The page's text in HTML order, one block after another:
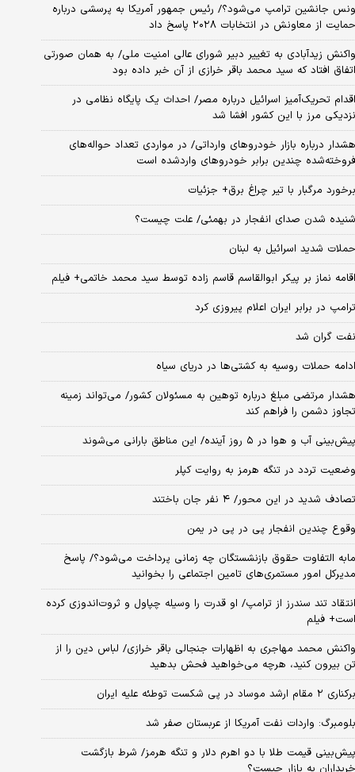
ونس جانشین ترامپ می‌شود؟/ رئیس جمهور آمریکا به پرسشی درباره
حمایت از معاونش در انتخابات ۲۰۲۸ پاسخ داد
واکنش زیدآبادی به تغییر دبیر شورای عالی امنیت ملی/ به همان صورتی
اتفاق افتاد که سید محمد باقر خرازی از آن خبر داده بود
اقدام تحریک‌آمیز اسرائیل درباره مصر/ احداث یک پایگاه نظامی در
نزدیکی مرز با این کشور افشا شد
هشدار درباره بازار خودروهای وارداتی/ در مواردی تعداد حواله‌های
فروخته‌شده چندین برابر خودروهای واردشده است
برخورد مرگبار با تیر چراغ برق+ جزئیات
شنیده شدن صدای انفجار در بهمئی/ علت چیست؟
حملات شدید اسرائیل به لبنان
اقامه نماز بر پیکر ابوالقاسم قاسم زاده توسط سید محمد خاتمی+ فیلم
ترامپ در برابر ایران اعلام پیروزی کرد
نفت گران شد
ادامه حملات روسیه به کشتی‌ها در دریای سیاه
هشدار مرتضی مبلغ درباره توهین به مسئولان کشور/ می‌تواند زمینه
تجاوز دشمن را فراهم کند
پیش‌بینی آب و هوا در ۵ روز آینده/ این مناطق بارانی می‌شوند
وضعیت تردد در تنگه هرمز به روایت کپلر
تصادف شدید در این محور/ ۴ نفر جان باختند
وقوع چندین انفجار پی در پی در یمن
مابه التفاوت حقوق بازنشستگان چه زمانی پرداخت می‌شود؟/ پاسخ
مدیرکل امور مستمری‌های تامین اجتماعی را بخوانید
انتقاد تند سندرز از ترامپ/ او قدرت را وسیله چپاول و ثروت‌اندوزی کرده
است+ فیلم
واکنش محمد مهاجری به اظهارات جنجالی باقر خرازی/ لباس دین را از
تن بیرون کنید، هرچه می‌خواهید فحش بدهید
برکناری ۲ مقام‌ ارشد موساد در پی شکست توطئه علیه ایران
بلومبرگ: واردات نفت آمریکا از عربستان صفر شد
پیش‌بینی قیمت طلا با دو اهرم دلار و تنگه هرمز/ شرط بازگشت
خریداران به بازار چیست؟